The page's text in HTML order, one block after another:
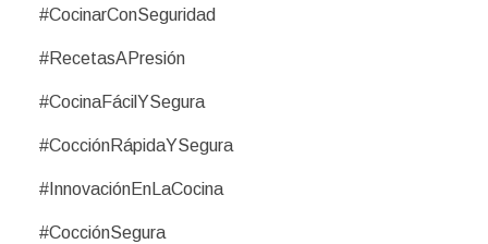
#CocinarConSeguridad
#RecetasAPresión
#CocinaFácilYSegura
#CocciónRápidaYSegura
#InnovaciónEnLaCocina
#CocciónSegura